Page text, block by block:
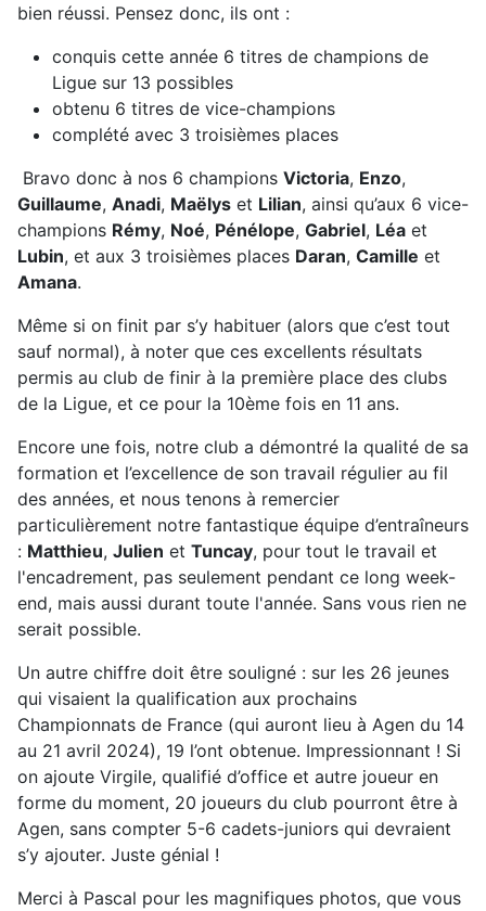
bien réussi. Pensez donc, ils ont :
conquis cette année 6 titres de champions de
Ligue sur 13 possibles
obtenu 6 titres de vice-champions
complété avec 3 troisièmes places
Bravo donc à nos 6 champions Victoria, Enzo,
Guillaume, Anadi, Maëlys et Lilian, ainsi qu’aux 6 vice-
champions Rémy, Noé, Pénélope, Gabriel, Léa et
Lubin, et aux 3 troisièmes places Daran, Camille et
Amana.
Même si on finit par s’y habituer (alors que c’est tout
sauf normal), à noter que ces excellents résultats
permis au club de finir à la première place des clubs
de la Ligue, et ce pour la 10ème fois en 11 ans.
Encore une fois, notre club a démontré la qualité de sa
formation et l’excellence de son travail régulier au fil
des années, et nous tenons à remercier
particulièrement notre fantastique équipe d’entraîneurs
: Matthieu, Julien et Tuncay, pour tout le travail et
l'encadrement, pas seulement pendant ce long week-
end, mais aussi durant toute l'année. Sans vous rien ne
serait possible.
Un autre chiffre doit être souligné : sur les 26 jeunes
qui visaient la qualification aux prochains
Championnats de France (qui auront lieu à Agen du 14
au 21 avril 2024), 19 l’ont obtenue. Impressionnant ! Si
on ajoute Virgile, qualifié d’office et autre joueur en
forme du moment, 20 joueurs du club pourront être à
Agen, sans compter 5-6 cadets-juniors qui devraient
s’y ajouter. Juste génial !
Merci à Pascal pour les magnifiques photos, que vous